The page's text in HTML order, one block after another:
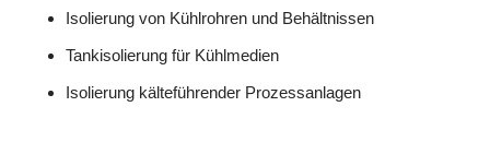
Isolierung von Kühlrohren und Behältnissen
Tankisolierung für Kühlmedien
Isolierung kälteführender Prozessanlagen